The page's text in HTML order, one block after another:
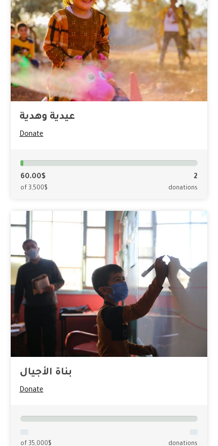
عيدية وهدية
Donate
60.00$
of 3,500$
2
donations
بناة الأجيال
Donate
of 35,000$ donations